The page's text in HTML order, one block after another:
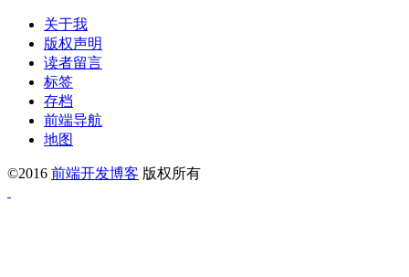
关于我
版权声明
读者留言
标签
存档
前端导航
地图
©2016 前端开发博客 版权所有